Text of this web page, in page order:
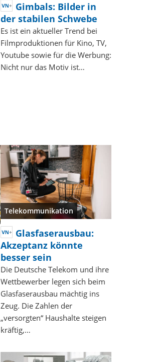
Gimbals: Bilder in
der stabilen Schwebe
Es ist ein aktueller Trend bei
Filmproduktionen für Kino, TV,
Youtube sowie für die Werbung:
Nicht nur das Motiv ist…
Telekommunikation
Glasfaserausbau:
Akzeptanz könnte
besser sein
Die Deutsche Telekom und ihre
Wettbewerber legen sich beim
Glasfaserausbau mächtig ins
Zeug. Die Zahlen der
„versorgten“ Haushalte steigen
kräftig,…